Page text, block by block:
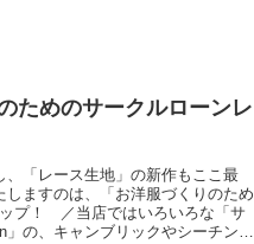
ためのサークルローンレ
「レース生地」の新作もここ最
ますのは、「お洋服づくりのため
プ！ ／当店ではいろいろな「サ
の、キャンブリックやシーチング